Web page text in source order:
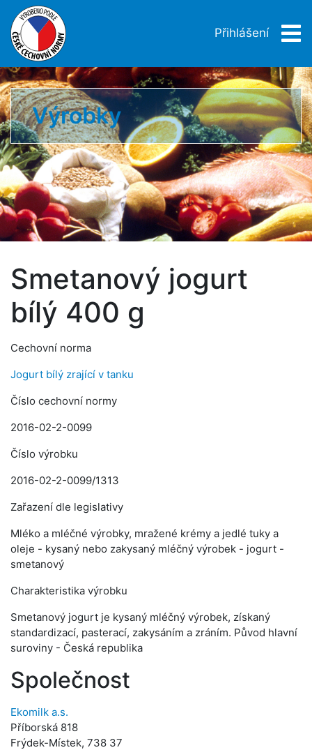
Přihlášení
Výrobky
Smetanový jogurt
bílý 400 g
Cechovní norma
Jogurt bílý zrající v tanku
Číslo cechovní normy
2016-02-2-0099
Číslo výrobku
2016-02-2-0099/1313
Zařazení dle legislativy
Mléko a mléčné výrobky, mražené krémy a jedlé tuky a
oleje - kysaný nebo zakysaný mléčný výrobek - jogurt -
smetanový
Charakteristika výrobku
Smetanový jogurt je kysaný mléčný výrobek, získaný
standardizací, pasterací, zakysáním a zráním. Původ hlavní
suroviny - Česká republika
Společnost
Ekomilk a.s.
Příborská 818
Frýdek-Místek, 738 37